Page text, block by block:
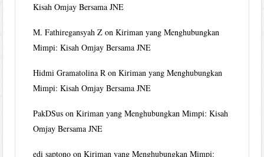
Kisah Omjay Bersama JNE
M. Fathiregansyah Z onKiriman yang Menghubungkan
Mimpi: Kisah Omjay Bersama JNE
Hidmi Gramatolina R onKiriman yang Menghubungkan
Mimpi: Kisah Omjay Bersama JNE
PakDSus onKiriman yang Menghubungkan Mimpi: Kisah
Omjay Bersama JNE
edi saptono onKiriman yang Menghubungkan Mimpi: